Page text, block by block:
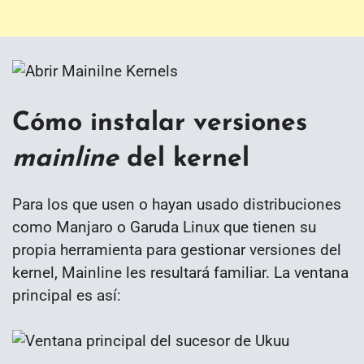
Cómo instalar versiones
mainlinedel kernel
Para los que usen o hayan usado distribuciones
como Manjaro o Garuda Linux que tienen su
propia herramienta para gestionar versiones del
kernel, Mainline les resultará familiar. La ventana
principal es así: